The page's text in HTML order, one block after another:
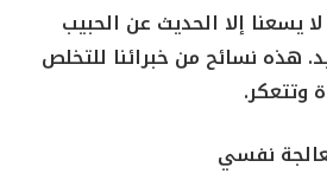
يسعنا إلا الحديث عن الحبيب
هذه نسائح من خبرائنا للتخلص
وتتعكر.
نفسي